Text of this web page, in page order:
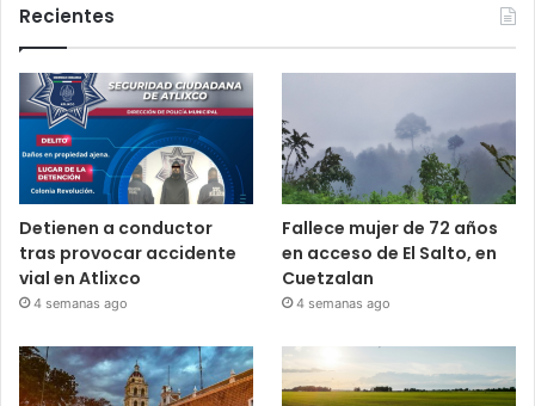
Recientes
Detienen a conductor
tras provocar accidente
vial en Atlixco
4 semanas ago
Fallece mujer de 72 años
en acceso de El Salto, en
Cuetzalan
4 semanas ago